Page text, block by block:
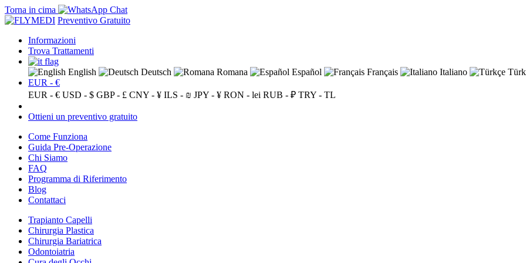
Torna in cima
Preventivo Gratuito
Informazioni
Trova Trattamenti
English Deutsch Romana Español Français Italiano
EUR - €
EUR - € USD - $ GBP - £ CNY - ¥ ILS - ₪ JPY - ¥ RON - lei RUB - ₽ TRY - TL
Ottieni un preventivo gratuito
Come Funziona
Guida Pre-Operazione
Chi Siamo
FAQ
Programma di Riferimento
Blog
Contattaci
Trapianto Capelli
Chirurgia Plastica
Chirurgia Bariatrica
Odontoiatria